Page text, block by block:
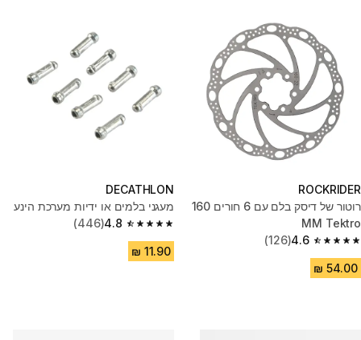
ROCKRIDER
רוטור של דיסק בלם עם 6 חורים 160
MM Tektro
4.6
4.6 out of 5 stars from 126 reviews
(126)
DECATHLON
מעגני בלמים או ידיות מערכת הינע
4.8
4.8 out of 5 stars from 446 reviews
(446)